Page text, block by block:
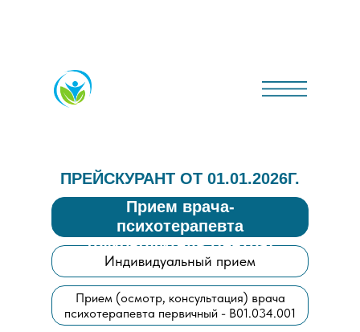
Прием врача-
психотерапевта
(руководитель Центра)
Индивидуальный прием
Прием (осмотр, консультация) врача
психотерапевта первичный - В01.034.001
ПРЕЙСКУРАНТ ОТ 01.01.2026Г.